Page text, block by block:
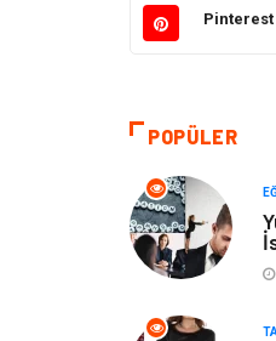
Giyim
Ev Dekorasyon
Finans &
Pinterest
POPÜLER